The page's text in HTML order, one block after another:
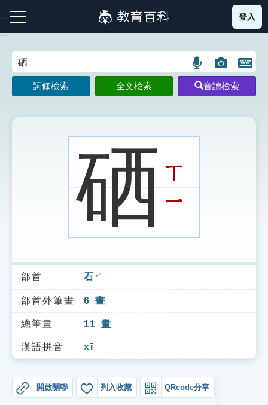
到
主
:::
注音索引圖示 筆畫索引圖示 部首索引表圖示
索引選單
知識索引
單字索引
生命大百科索引
遊戲專區
登入
:::
語
言
搜
示
圖
片
搜
開
鍵
圖
詞條檢索 全文檢索 音讀檢索
硒ㄒ
ㄧ
部首 石 ㄕˊ
部首外筆畫 6 畫
總筆畫 11 畫
漢語拼音 xī
開啟關聯 列入收藏 QRcode分享